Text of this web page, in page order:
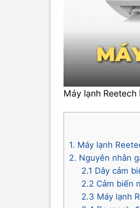
Máy lạnh Reetech
1. Máy lạnh
2. Nguyên nhân
2.1 Dây cảm
2.2 Cảm biến
2.3 Máy lạnh